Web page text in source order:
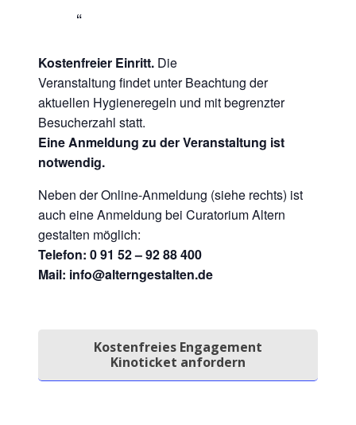
Kostenfreier Einritt. Die
Veranstaltung findet unter Beachtung der
aktuellen Hygieneregeln und mit begrenzter
Besucherzahl statt.
Eine Anmeldung zu der Veranstaltung ist
notwendig.
Neben der Online-Anmeldung (siehe rechts) ist
auch eine Anmeldung bei Curatorium Altern
gestalten möglich:
Telefon: 0 91 52 – 92 88 400
Mail: info@alterngestalten.de
Kostenfreies Engagement
Kinoticket anfordern